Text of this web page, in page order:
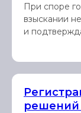
При споре
взыскании
и
решений